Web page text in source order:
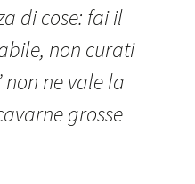
di cose: fai il
non curati
non ne vale la
grosse